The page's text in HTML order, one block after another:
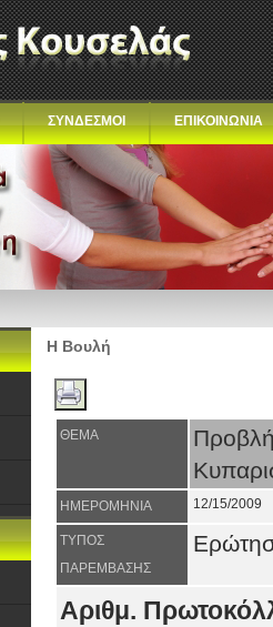
ΣΥΝΔΕΣΜΟΙ ΕΠΙΚΟΙΝΩΝΙΑ
Η Βουλή
ΘΕΜΑ
ΗΜΕΡΟΜΗΝΙΑ 12/15/2009
ΤΥΠΟΣ
ΠΑΡΕΜΒΑΣΗΣ
Αριθμ.